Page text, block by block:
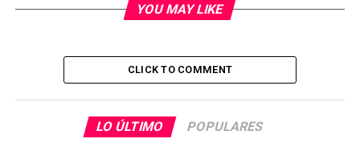
YOU MAY LIKE
CLICK TO COMMENT
LO ÚLTIMO POPULARES